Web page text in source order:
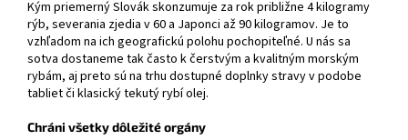
Kým priemerný Slovák skonzumuje za rok približne 4 kilogramy
rýb, severania zjedia v 60 a Japonci až 90 kilogramov. Je to
vzhľadom na ich geografickú polohu pochopiteľné. U nás sa
sotva dostaneme tak často k čerstvým a kvalitným morským
rybám, aj preto sú na trhu dostupné doplnky stravy v podobe
tabliet či klasický tekutý rybí olej.
Chráni všetky dôležité orgány